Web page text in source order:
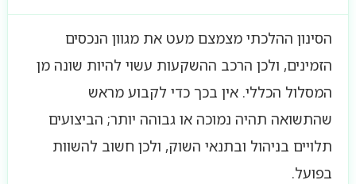
הסינון ההלכתי מצמצם מעט את מגוון הנכסים
הזמינים, ולכן הרכב ההשקעות עשוי להיות שונה מן
המסלול הכללי. אין בכך כדי לקבוע מראש
שהתשואה תהיה נמוכה או גבוהה יותר; הביצועים
תלויים בניהול ובתנאי השוק, ולכן חשוב להשוות
בפועל.